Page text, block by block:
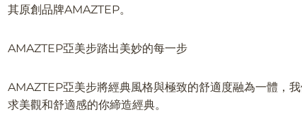
其原創品牌AMAZTEP。
AMAZTEP亞美步踏出美妙的每一步
AMAZTEP亞美步將經典風格與極致的舒適度融為一體，
求美觀和舒適感的你締造經典。